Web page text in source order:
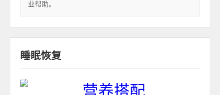
业帮助。
睡眠恢复